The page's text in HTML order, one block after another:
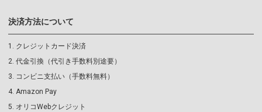
決済方法について
クレジットカード決済
代金引換（代引き手数料別途要）
コンビニ支払い（手数料無料）
Amazon Pay
オリコWebクレジット